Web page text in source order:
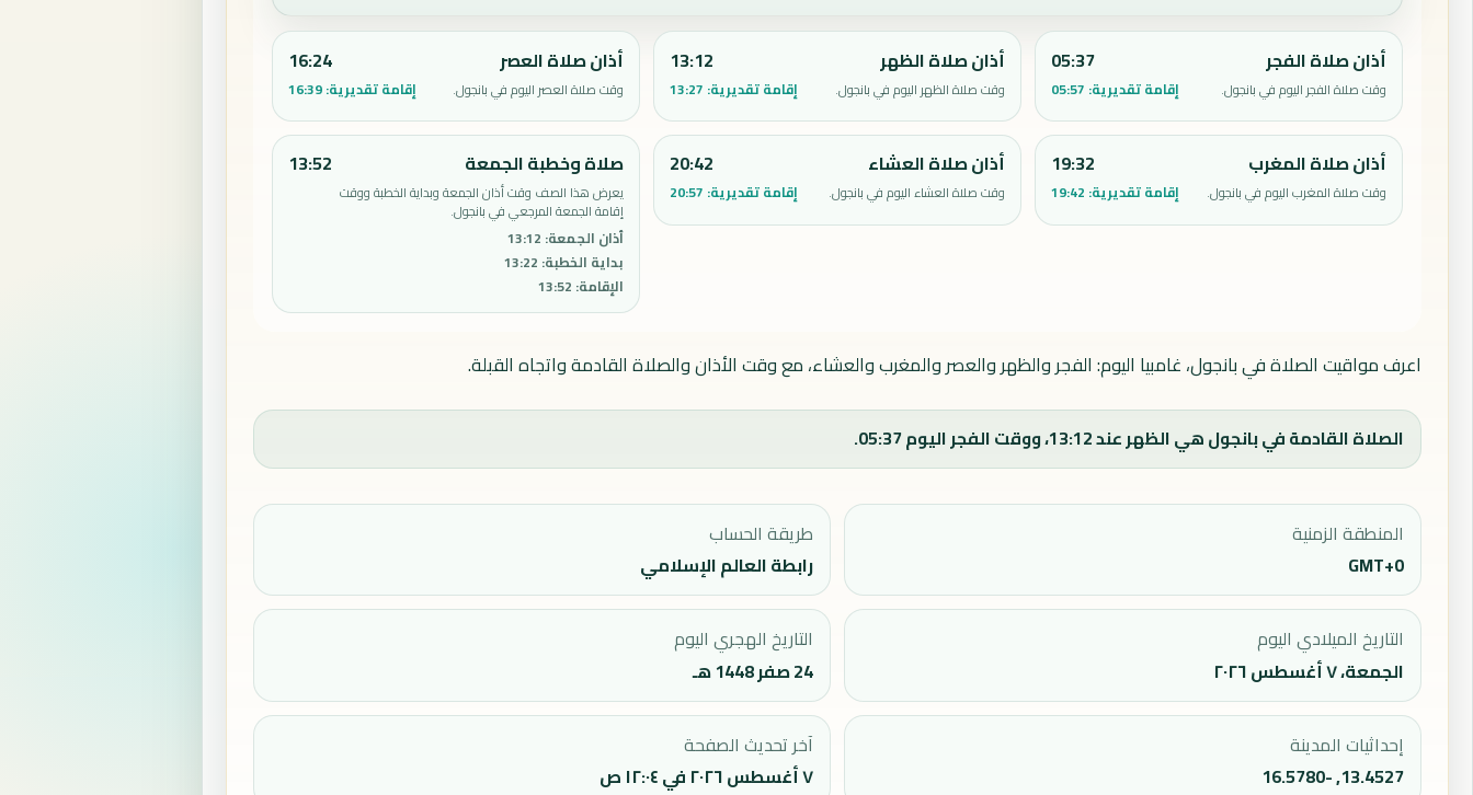
أذان صلاة الفجر
وقت صلاة الفجر اليوم في بانجول.
05:37
إقامة تقديرية: 05:57
أذان صلاة الظهر
وقت صلاة الظهر اليوم في بانجول.
13:12
إقامة تقديرية: 13:27
أذان صلاة العصر
وقت صلاة العصر اليوم في بانجول.
16:24
إقامة تقديرية:16:39
أذان صلاة المغرب
وقت صلاة المغرب اليوم في بانجول.
19:32
إقامة تقديرية: 19:42
أذان صلاة العشاء
وقت صلاة العشاء اليوم في بانجول.
20:42
إقامة تقديرية: 20:57
صلاة وخطبة الجمعة
يعرض هذا الصف وقت أذان الجمعة وبداية الخطبة ووقت
إقامة الجمعة المرجعي في بانجول.
أذان الجمعة:
13:12
بداية الخطبة:
13:22
الإقامة:
13:52
13:52
اعرف مواقيت الصلاة في بانجول، غامبيا اليوم: الفجر والظهر والعصر والمغرب والعشاء، مع وقت الأذان والصلاة القادمة واتجاه القبلة.
الصلاة القادمة في بانجول هي الظهر عند 13:12، ووقت الفجر اليوم 05:37.
المنطقة الزمنية
GMT+0
طريقة الحساب
رابطة العالم الإسلامي
التاريخ الميلادي اليوم
الجمعة، ٧ أغسطس ٢٠٢٦
التاريخ الهجري اليوم
24 صفر 1448 هـ
إحداثيات المدينة
13.4527, -16.5780
آخر تحديث الصفحة
٧ أغسطس ٢٠٢٦ في ١٢:٠٤ ص